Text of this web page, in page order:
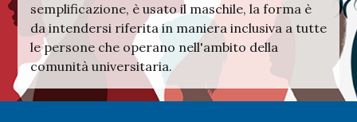
semplificazione, è usato il maschile, la forma è
da intendersi riferita in maniera inclusiva a tutte
le persone che operano nell'ambito della
comunità universitaria.